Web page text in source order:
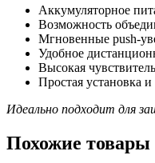
Аккумуляторное
Возможность
Мгновенные push-
Удобное
Высокая
Простая установка
Идеально подходит для
Похожие товары